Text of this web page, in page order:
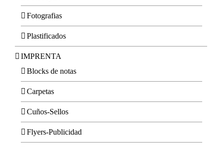
Fotografias
Plastificados
IMPRENTA
Blocks de notas
Carpetas
Cuños-Sellos
Flyers-Publicidad